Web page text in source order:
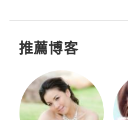
推薦博客